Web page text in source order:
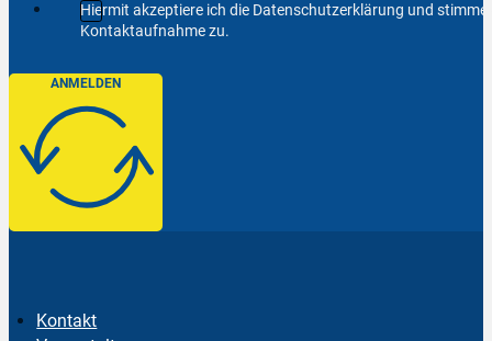
Hiermit akzeptiere ich die Datenschutzerklärung und
Kontaktaufnahme zu.
ANMELDEN
Kontakt